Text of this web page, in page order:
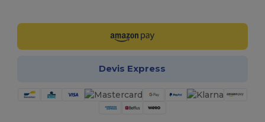
Devis Express